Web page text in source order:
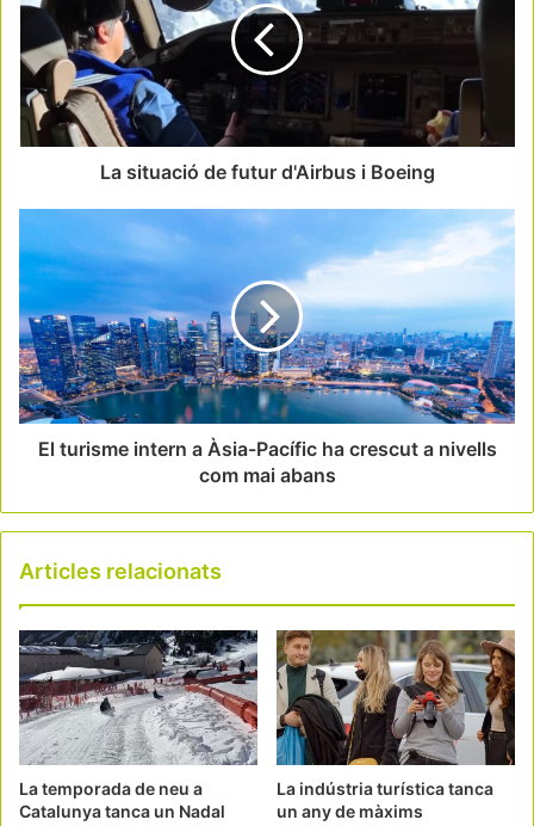
La situació de futur d'Airbus i Boeing
El turisme intern a Àsia-Pacífic ha crescut a nivells
com mai abans
Articles relacionats
La temporada de neu a
Catalunya tanca un Nadal
La indústria turística tanca
un any de màxims